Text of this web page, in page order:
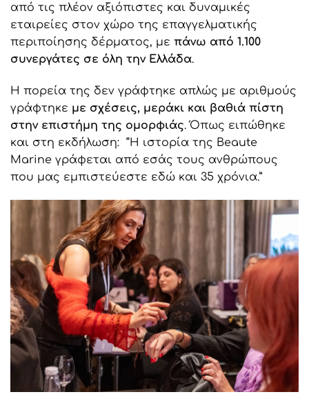
από τις πλέον αξιόπιστες και δυναμικές
εταιρείες στον χώρο της επαγγελματικής
περιποίησης δέρματος, με πάνω από 1.100
συνεργάτες σε όλη την Ελλάδα.
Η πορεία της δεν γράφτηκε απλώς με αριθμούς
γράφτηκε με σχέσεις, μεράκι και βαθιά πίστη
στην επιστήμη της ομορφιάς. Όπως ειπώθηκε
και στη εκδήλωση: “Η ιστορία της Beaute
Marine γράφεται από εσάς τους ανθρώπους
που μας εμπιστεύεστε εδώ και 35 χρόνια.”